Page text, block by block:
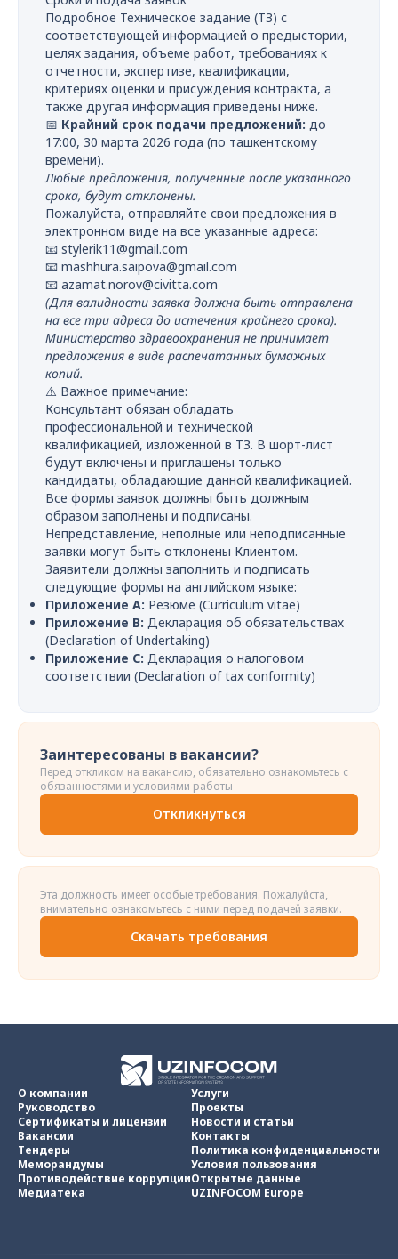
Подробное Техническое задание (ТЗ) с
соответствующей информацией о предыстории,
целях задания, объеме работ, требованиях к
отчетности, экспертизе, квалификации,
критериях оценки и присуждения контракта, а
также другая информация приведены ниже.
📅 Крайний срок подачи предложений: до
17:00, 30 марта 2026 года (по ташкентскому
времени).
Любые предложения, полученные после указанного
срока, будут отклонены.
Пожалуйста, отправляйте свои предложения в
электронном виде на все указанные адреса:
📧 stylerik11@gmail.com
📧 mashhura.saipova@gmail.com
📧 azamat.norov@civitta.com
(Для валидности заявка должна быть отправлена
на все три адреса до истечения крайнего срока).
Министерство здравоохранения не принимает
предложения в виде распечатанных бумажных
копий.
⚠️ Важное примечание:
Консультант обязан обладать
профессиональной и технической
квалификацией, изложенной в ТЗ. В шорт-лист
будут включены и приглашены только
кандидаты, обладающие данной квалификацией.
Все формы заявок должны быть должным
образом заполнены и подписаны.
Непредставление, неполные или неподписанные
заявки могут быть отклонены Клиентом.
Заявители должны заполнить и подписать
следующие формы на английском языке:
Приложение A: Резюме (Curriculum vitae)
Приложение B: Декларация об обязательствах
(Declaration of Undertaking)
Приложение C: Декларация о налоговом
соответствии (Declaration of tax conformity)
Заинтересованы в вакансии?
Перед откликом на вакансию, обязательно ознакомьтесь с
обязанностями и условиями работы
Откликнуться
Эта должность имеет особые требования. Пожалуйста,
внимательно ознакомьтесь с ними перед подачей заявки.
Скачать требования
О компании
Руководство
Сертификаты и лицензии
Вакансии
Тендеры
Меморандумы
Противодействие коррупции
Медиатека
Услуги
Проекты
Новости и статьи
Контакты
Политика конфиденциальности
Условия пользования
Открытые данные
UZINFOCOM Europe